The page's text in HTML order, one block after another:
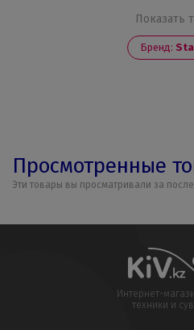
Показать
Бренд:
Просмотренные
Эти товары вы просматривали за
Интернет-
техники и